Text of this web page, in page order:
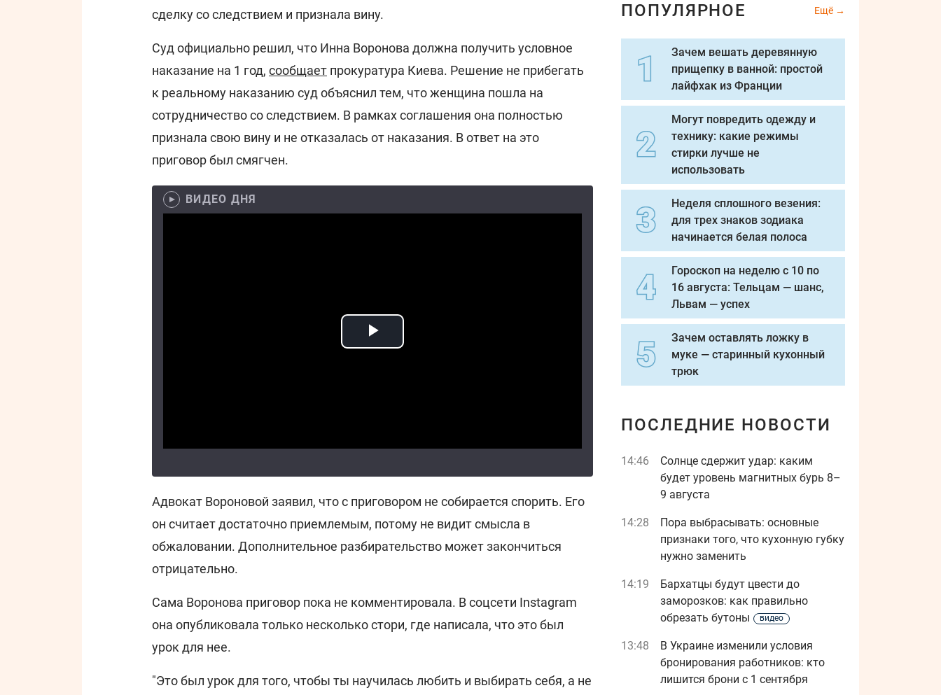
сделку со следствием и признала вину.
Суд официально решил, что Инна Воронова должна получить условное
наказание на 1 год, сообщает прокуратура Киева. Решение не прибегать
к реальному наказанию суд объяснил тем, что женщина пошла на
сотрудничество со следствием. В рамках соглашения она полностью
признала свою вину и не отказалась от наказания. В ответ на это
приговор был смягчен.
ВИДЕО ДНЯ
Адвокат Вороновой заявил, что с приговором не собирается спорить. Его
он считает достаточно приемлемым, потому не видит смысла в
обжаловании. Дополнительное разбирательство может закончиться
отрицательно.
Сама Воронова приговор пока не комментировала. В соцсети Instagram
она опубликовала только несколько стори, где написала, что это был
урок для нее.
"Это был урок для того, чтобы ты научилась любить и выбирать себя, а не
ПОПУЛЯРНОЕ Ещё
Зачем вешать деревянную
прищепку в ванной: простой
лайфхак из Франции
Могут повредить одежду и
технику: какие режимы
стирки лучше не
использовать
Неделя сплошного везения:
для трех знаков зодиака
начинается белая полоса
Гороскоп на неделю с 10 по
16 августа: Тельцам — шанс,
Львам — успех
Зачем оставлять ложку в
муке — старинный кухонный
трюк
ПОСЛЕДНИЕ НОВОСТИ
14:46
Солнце сдержит удар: каким
будет уровень магнитных бурь 8–
9 августа
14:28
Пора выбрасывать: основные
признаки того, что кухонную губку
нужно заменить
14:19
Бархатцы будут цвести до
заморозков: как правильно
обрезать бутоны
видео
13:48
В Украине изменили условия
бронирования работников: кто
лишится брони с 1 сентября